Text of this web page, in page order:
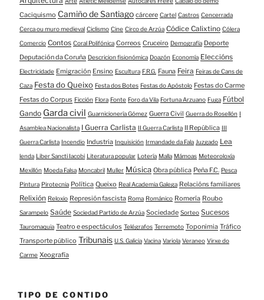
Caciquismo Camiño de Santiago cárcere Cartel Castros Cencerrada
Cerca ou muro medieval Ciclismo Cine Circo de Arzúa Códice Calixtino Cólera
Comercio Contos Coral Polifónica Correos Cruceiro Demografía Deporte
Deputación da Coruña Descricion fisionómica Doazón Economía Eleccións
Electricidade Emigración Ensino Escultura F.R.G. Fauna Feira Feiras de Cans de
Caza Festa do Queixo Festa dos Botes Festas do Apóstolo Festas do Carme
Festas do Corpus Ficción Flora Fonte Foro da Vila Fortuna Arzuano Fuga Fútbol
Gando Garda civil Guarnicionería Gómez Guerra Civil Guerra do Rosellón I
Asamblea Nacionalista I Guerra Carlista II Guerra Carlista II República III
Guerra Carlista Incendio Industria Inquisición Irmandade da Fala Juzgado Lea
lenda Liber Sancti Iacobi Literatura popular Lotería Malla Mámoas Meteoroloxía
Mexillón Moeda Falsa Moncabril Muller Música Obra pública Peña F.C. Pesca
Pintura Pirotecnia Política Queixo Real Academia Galega Relacións familiares
Relixión Reloxio Represión fascista Roma Románico Romería Roubo
Sarampelo Saúde Sociedad Partido de Arzúa Sociedade Sorteo Sucesos
Tauromaquia Teatro e espectáculos Telégrafos Terremoto Toponimia Tráfico
Transporte público Tribunais U.S. Galicia Vacina Variola Veraneo Virxe do
Carme Xeografía
TIPO DE CONTIDO